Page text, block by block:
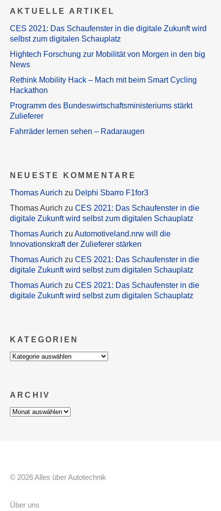
AKTUELLE ARTIKEL
CES 2021: Das Schaufenster in die digitale Zukunft wird
selbst zum digitalen Schauplatz
Hightech Forschung zur Mobilität von Morgen in den big
News
Rethink Mobility Hack – Mach mit beim Smart Cycling
Hackathon
Programm des Bundeswirtschaftsministeriums stärkt
Zulieferer
Fahrräder lernen sehen – Radaraugen
NEUESTE KOMMENTARE
Thomas Aurich zu Delphi Sbarro F1for3
Thomas Aurich zu CES 2021: Das Schaufenster in die
digitale Zukunft wird selbst zum digitalen Schauplatz
Thomas Aurich zu Automotiveland.nrw will die
Innovationskraft der Zulieferer stärken
Thomas Aurich zu CES 2021: Das Schaufenster in die
digitale Zukunft wird selbst zum digitalen Schauplatz
Thomas Aurich zu CES 2021: Das Schaufenster in die
digitale Zukunft wird selbst zum digitalen Schauplatz
KATEGORIEN
Kategorien
ARCHIV
Archiv
© 2026 Alles über Autotechnik
Über uns